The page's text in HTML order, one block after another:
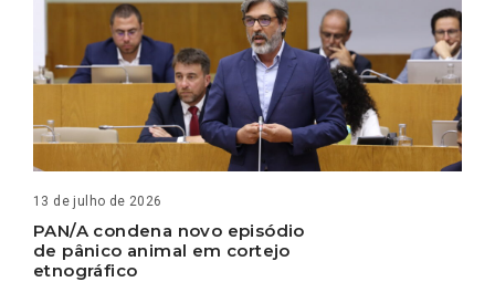
13 de julho de 2026
PAN/A condena novo episódio
de pânico animal em cortejo
etnográfico